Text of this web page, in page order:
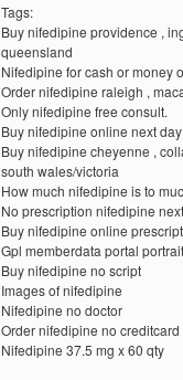
Tags:
Buy nifedipine providence ,
queensland
Nifedipine for cash or money
Order nifedipine raleigh ,
Only nifedipine free consult.
Buy nifedipine online next day
Buy nifedipine cheyenne ,
south wales/victoria
How much nifedipine is to
No prescription nifedipine
Buy nifedipine online
Gpl memberdata portal
Buy nifedipine no script
Images of nifedipine
Nifedipine no doctor
Order nifedipine no creditcard
Nifedipine 37.5 mg x 60 qty